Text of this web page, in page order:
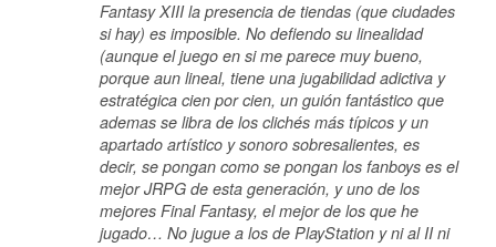
Fantasy XIII la presencia de tiendas (que ciudades
si hay) es imposible. No defiendo su linealidad
(aunque el juego en si me parece muy bueno,
porque aun lineal, tiene una jugabilidad adictiva y
estratégica cien por cien, un guión fantástico que
ademas se libra de los clichés más típicos y un
apartado artístico y sonoro sobresalientes, es
decir, se pongan como se pongan los fanboys es el
mejor JRPG de esta generación, y uno de los
mejores Final Fantasy, el mejor de los que he
jugado… No jugue a los de PlayStation y ni al II ni